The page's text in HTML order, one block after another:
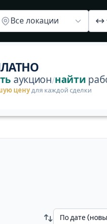
700 BYN. Сейчас 30
Все локации
аукцион/найти
ценудля каждой сделки
По дате